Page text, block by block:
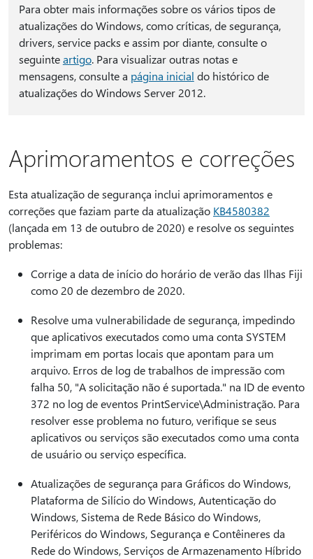
Para obter mais informações sobre os vários tipos de
atualizações do Windows, como críticas, de segurança,
drivers, service packs e assim por diante, consulte o
seguinteartigo. Para visualizar outras notas e
mensagens, consulte a página inicial do histórico de
atualizações do Windows Server 2012.
Aprimoramentos e correções
Esta atualização de segurança inclui aprimoramentos e
correções que faziam parte da atualização KB4580382
(lançada em 13 de outubro de 2020) e resolve os seguintes
problemas:
Corrige a data de início do horário de verão das Ilhas Fiji
como 20 de dezembro de 2020.
Resolve uma vulnerabilidade de segurança, impedindo
que aplicativos executados como uma conta SYSTEM
imprimam em portas locais que apontam para um
arquivo. Erros de log de trabalhos de impressão com
falha 50, "A solicitação não é suportada." na ID de evento
372 no log de eventos PrintService\Administração. Para
resolver esse problema no futuro, verifique se seus
aplicativos ou serviços são executados como uma conta
de usuário ou serviço específica.
Atualizações de segurança para Gráficos do Windows,
Plataforma de Silício do Windows, Autenticação do
Windows, Sistema de Rede Básico do Windows,
Periféricos do Windows, Segurança e Contêineres da
Rede do Windows, Serviços de Armazenamento Híbrido